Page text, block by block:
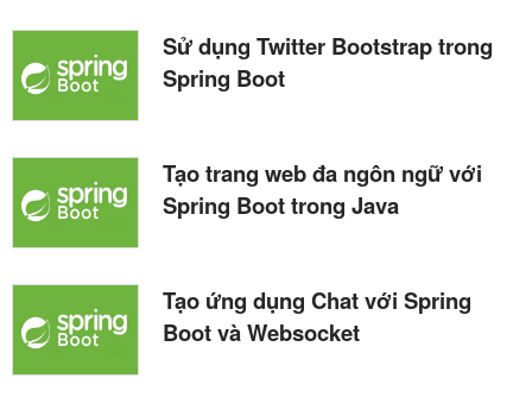
Sử dụng Twitter Bootstrap trong
Spring Boot
Tạo trang web đa ngôn ngữ với
Spring Boot trong Java
Tạo ứng dụng Chat với Spring
Boot và Websocket